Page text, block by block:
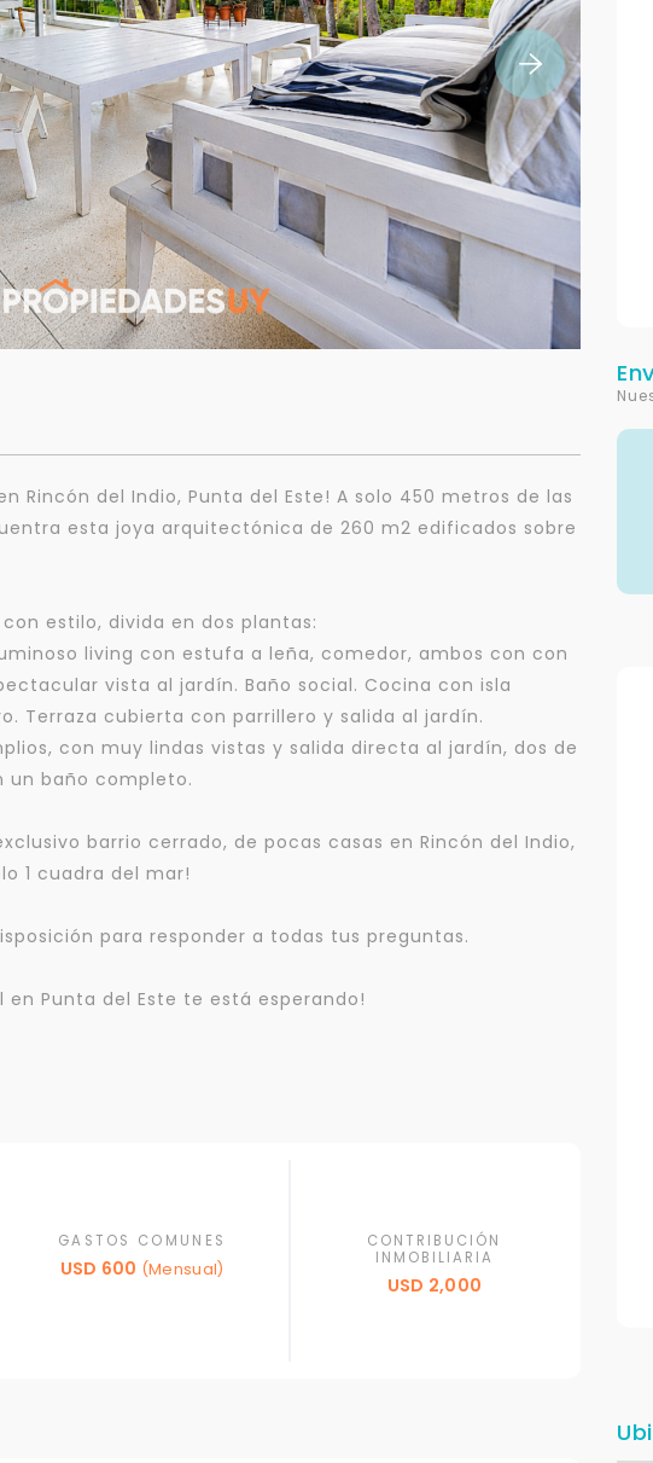
Rincón del Indio, Punta del Este! A solo 450 metros de las
esta joya arquitectónica de 260 m2 edificados sobre
estilo, divida en dos plantas:
living con estufa a leña, comedor, ambos con con
vista al jardín. Baño social. Cocina con isla
Terraza cubierta con parrillero y salida al jardín.
con muy lindas vistas y salida directa al jardín, dos de
un baño completo.
barrio cerrado, de pocas casas en Rincón del Indio,
1 cuadra del mar!
para responder a todas tus preguntas.
en Punta del Este te está esperando!
GASTOS COMUNES
USD 600 (Mensual)
CONTRIBUCIÓN
INMOBILIARIA
USD 2,000